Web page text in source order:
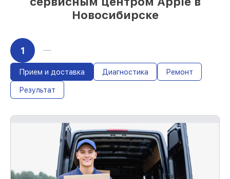
Новосибирске
1
Прием и доставка Диагностика Ремонт
Результат